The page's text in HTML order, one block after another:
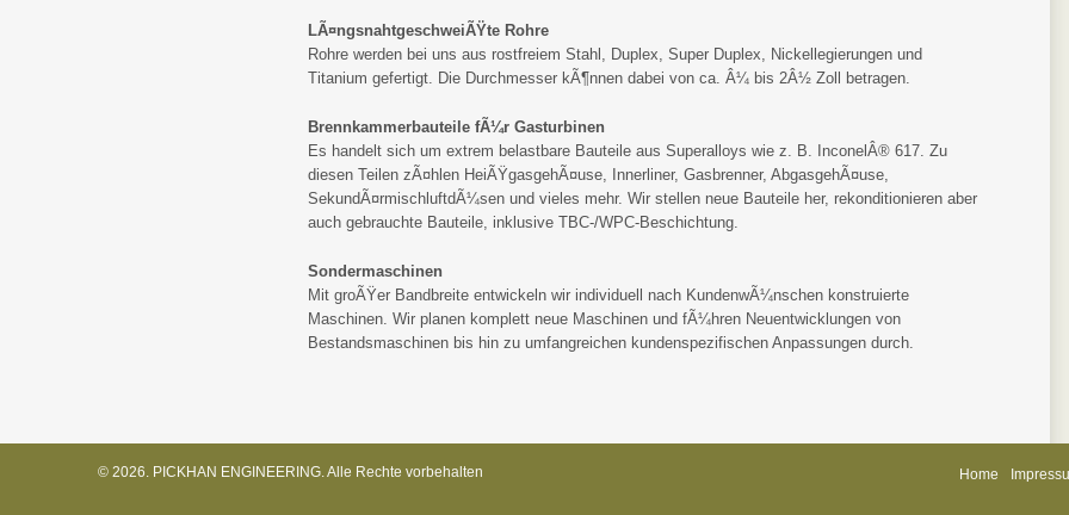
LÃ¤ngsnahtgeschweiÃŸte Rohre
Rohre werden bei uns aus rostfreiem Stahl, Duplex, Super Duplex, Nickellegierungen und
Titanium gefertigt. Die Durchmesser kÃ¶nnen dabei von ca. Â¼ bis 2Â½ Zoll betragen.
Brennkammerbauteile fÃ¼r Gasturbinen
Es handelt sich um extrem belastbare Bauteile aus Superalloys wie z. B. InconelÂ® 617. Zu
diesen Teilen zÃ¤hlen HeiÃŸgasgehÃ¤use, Innerliner, Gasbrenner, AbgasgehÃ¤use,
SekundÃ¤rmischluftdÃ¼sen und vieles mehr. Wir stellen neue Bauteile her, rekonditionieren aber
auch gebrauchte Bauteile, inklusive TBC-/WPC-Beschichtung.
Sondermaschinen
Mit groÃŸer Bandbreite entwickeln wir individuell nach KundenwÃ¼nschen konstruierte
Maschinen. Wir planen komplett neue Maschinen und fÃ¼hren Neuentwicklungen von
Bestandsmaschinen bis hin zu umfangreichen kundenspezifischen Anpassungen durch.
© 2026. PICKHAN ENGINEERING. Alle Rechte vorbehalten Home